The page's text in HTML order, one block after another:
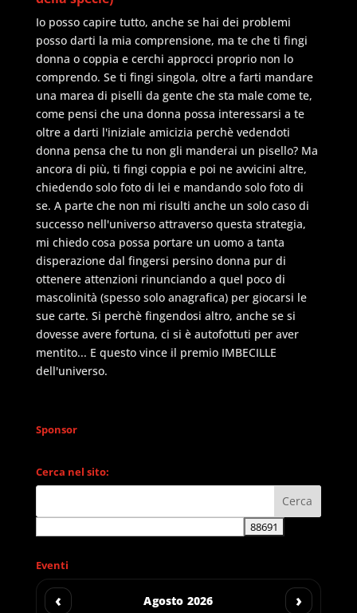
Io posso capire tutto, anche se hai dei problemi
posso darti la mia comprensione, ma te che ti fingi
donna o coppia e cerchi approcci proprio non lo
comprendo. Se ti fingi singola, oltre a farti mandare
una marea di piselli da gente che sta male come te,
come pensi che una donna possa interessarsi a te
oltre a darti l'iniziale amicizia perchè vedendoti
donna pensa che tu non gli manderai un pisello? Ma
ancora di più, ti fingi coppia e poi ne avvicini altre,
chiedendo solo foto di lei e mandando solo foto di
se. A parte che non mi risulti anche un solo caso di
successo nell'universo attraverso questa strategia,
mi chiedo cosa possa portare un uomo a tanta
disperazione dal fingersi persino donna pur di
ottenere attenzioni rinunciando a quel poco di
mascolinità (spesso solo anagrafica) per giocarsi le
sue carte. Si perchè fingendosi altro, anche se si
dovesse avere fortuna, ci si è autofottuti per aver
mentito... E questo vince il premio IMBECILLE
dell'universo.
Sponsor
Cerca nel sito:
Eventi
‹ Agosto 2026 ›